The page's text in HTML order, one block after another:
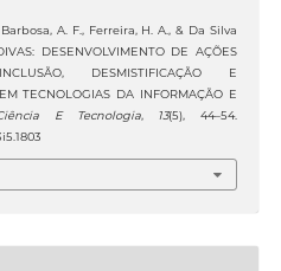
A. F., Ferreira, H. A., & Da Silva
DESENVOLVIMENTO DE AÇÕES
DESMISTIFICAÇÃO E
TECNOLOGIAS DA INFORMAÇÃO E
E Tecnologia, 13(5), 44–54.